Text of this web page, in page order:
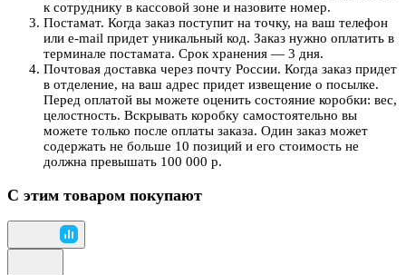
к сотруднику в кассовой зоне и назовите номер.
Постамат. Когда заказ поступит на точку, на ваш телефон
или e-mail придет уникальный код. Заказ нужно оплатить в
терминале постамата. Срок хранения — 3 дня.
Почтовая доставка через почту России. Когда заказ придет
в отделение, на ваш адрес придет извещение о посылке.
Перед оплатой вы можете оценить состояние коробки: вес,
целостность. Вскрывать коробку самостоятельно вы
можете только после оплаты заказа. Один заказ может
содержать не больше 10 позиций и его стоимость не
должна превышать 100 000 р.
С этим товаром покупают